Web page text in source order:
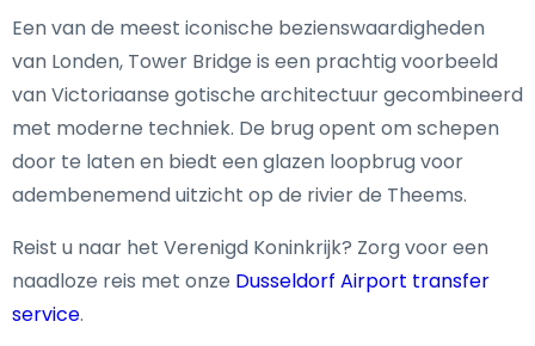
Een van de meest iconische bezienswaardigheden
van Londen, Tower Bridge is een prachtig voorbeeld
van Victoriaanse gotische architectuur gecombineerd
met moderne techniek. De brug opent om schepen
door te laten en biedt een glazen loopbrug voor
adembenemend uitzicht op de rivier de Theems.
Reist u naar het Verenigd Koninkrijk? Zorg voor een
naadloze reis met onze Dusseldorf Airport transfer
service.